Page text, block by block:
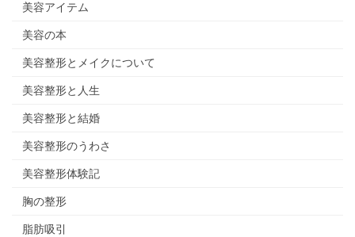
美容アイテム
美容の本
美容整形とメイクについて
美容整形と人生
美容整形と結婚
美容整形のうわさ
美容整形体験記
胸の整形
脂肪吸引